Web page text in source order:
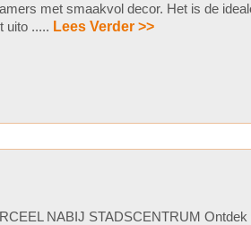
met smaakvol decor. Het is de
uito ..... Lees Verder >>
NABIJ STADSCENTRUM